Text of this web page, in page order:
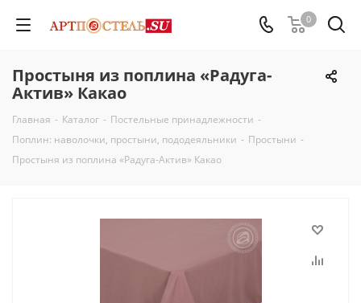
0
Простыня из поплина «Радуга-
Актив» Какао
Главная - Каталог - Постельные принадлежности -
Поплин: наволочки, простыни, пододеяльники - Простыни -
Простыня из поплина «Радуга-Актив» Какао